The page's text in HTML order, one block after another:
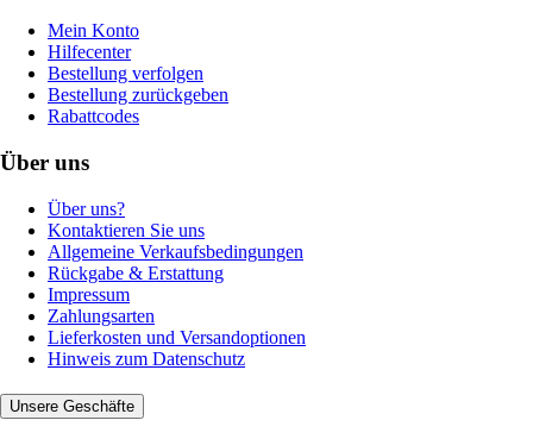
Mein Konto
Hilfecenter
Bestellung verfolgen
Bestellung zurückgeben
Rabattcodes
Über uns
Über uns?
Kontaktieren Sie uns
Allgemeine Verkaufsbedingungen
Rückgabe & Erstattung
Impressum
Zahlungsarten
Lieferkosten und Versandoptionen
Hinweis zum Datenschutz
Unsere Geschäfte